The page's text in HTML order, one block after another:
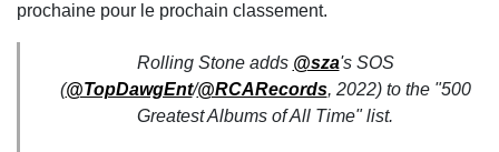
prochaine pour le prochain classement.
Rolling Stone adds @sza's SOS
(@TopDawgEnt/@RCARecords, 2022) to the "500
Greatest Albums of All Time" list.